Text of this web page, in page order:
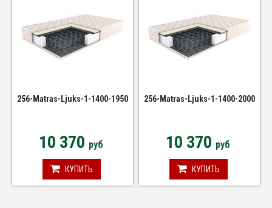
256-Matras-Ljuks-1-1400-1950
10 370 руб
КУПИТЬ
256-Matras-Ljuks-1-1400-2000
10 370 руб
КУПИТЬ